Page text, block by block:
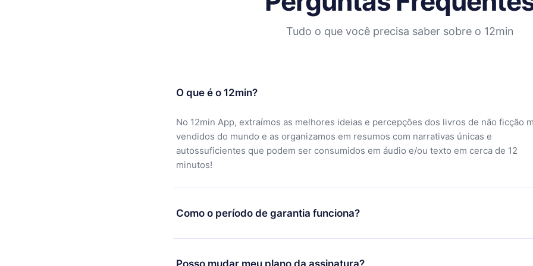
Tudo o que você precisa saber sobre o 12min
O que é o 12min?
No 12min App, extraímos as melhores ideias e percepções dos livros de não ficção
vendidos do mundo e as organizamos em resumos com narrativas únicas e
autossuficientes que podem ser consumidos em áudio e/ou texto em cerca de 12
minutos!
Como o período de garantia funciona?
Você pode baixar nosso aplicativo e começar a aproveitar nossa biblioteca. Se por
motivo não ficar satisfeito com nossa plataforma, basta entrar em contato com nossa
Posso mudar meu plano da assinatura?